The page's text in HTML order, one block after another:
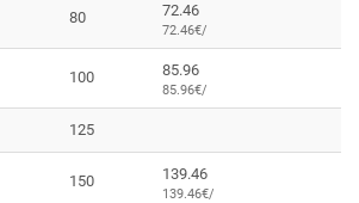
80 72.46
72.46€/
100 85.96
85.96€/
125
150 139.46
139.46€/